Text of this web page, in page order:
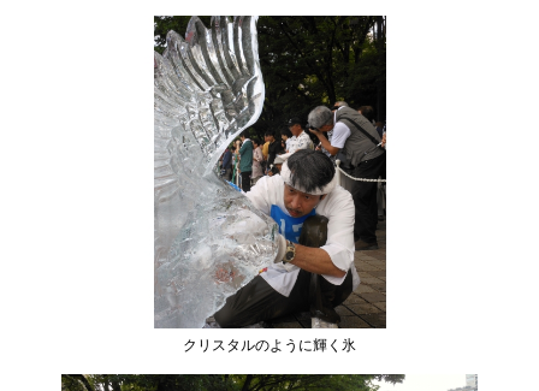
クリスタルのように輝く氷